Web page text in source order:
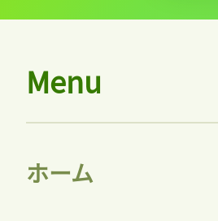
Menu
ホーム